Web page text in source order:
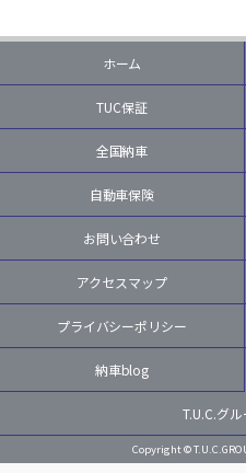
ホーム
TUC保証
全国納車
自動車保険
お問い合わせ
アクセスマップ
プライバシーポリシー
納車blog
T.U.C.グ
Copyright ©